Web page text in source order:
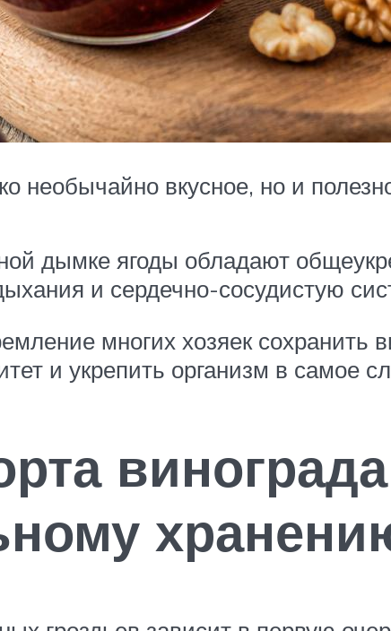
необычайно вкусное, но и
дымке ягоды обладают
и сердечно-сосудистую
многих хозяек сохранить
и укрепить организм в самое